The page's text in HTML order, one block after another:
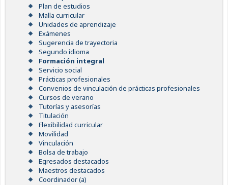
Plan de estudios
Malla curricular
Unidades de aprendizaje
Exámenes
Sugerencia de trayectoria
Segundo idioma
Formación integral
Servicio social
Prácticas profesionales
Convenios de vinculación de prácticas profesionales
Cursos de verano
Tutorías y asesorías
Titulación
Flexibilidad curricular
Movilidad
Vinculación
Bolsa de trabajo
Egresados destacados
Maestros destacados
Coordinador (a)